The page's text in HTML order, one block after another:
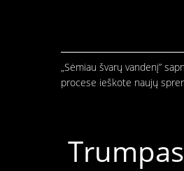
„Sėmiau švarų vandenį”
procese ieškote naujų